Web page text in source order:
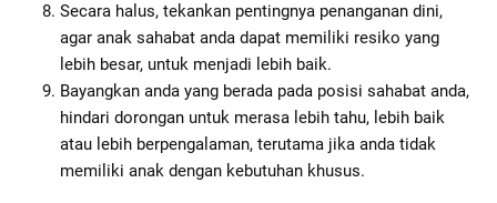
Secara halus, tekankan pentingnya penanganan dini,
agar anak sahabat anda dapat memiliki resiko yang
lebih besar, untuk menjadi lebih baik.
Bayangkan anda yang berada pada posisi sahabat anda,
hindari dorongan untuk merasa lebih tahu, lebih baik
atau lebih berpengalaman, terutama jika anda tidak
memiliki anak dengan kebutuhan khusus.